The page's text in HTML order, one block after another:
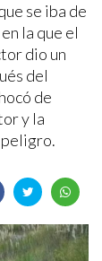
se iba de
la que el
dio un
del
de
y la